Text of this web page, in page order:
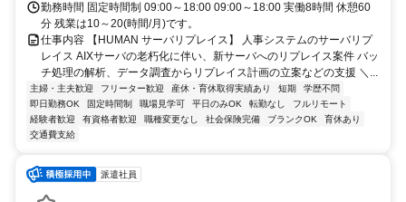
勤務時間 固定時間制 09:00～18:00 09:00～18:00 実働8時間 休憩60
分 残業は10～20(時間/月)です。
仕事内容 【HUMAN サーバリプレイス】 人事システムのサーバリプ
レイス AIXサーバの老朽化に伴い、新サーバへのリプレイス案件 バッ
チ処理の解析、データ調査からリプレイス計画の立案などの支援 ＼...
主婦・主夫歓迎 フリーター歓迎 産休・育休取得実績あり 短期
学歴不問
即日勤務OK
固定時間制 職場見学可 平日のみOK 転勤なし
フルリモート
経験者歓迎
有資格者歓迎 職種変更なし 社会保険完備 ブランクOK
育休あり
交通費支給
派遣社員